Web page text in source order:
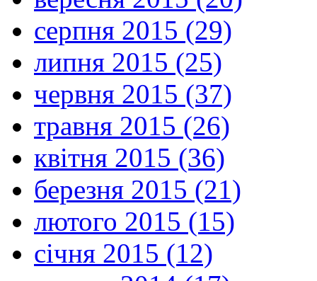
серпня 2015 (29)
липня 2015 (25)
червня 2015 (37)
травня 2015 (26)
квітня 2015 (36)
березня 2015 (21)
лютого 2015 (15)
січня 2015 (12)